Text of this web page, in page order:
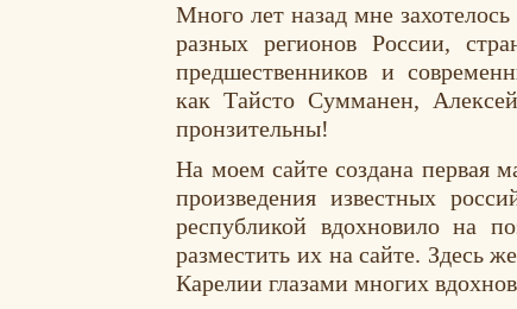
Много лет назад мне
разных регионов России,
предшественников и
как Тайсто Сумманен,
пронзительны!
На моем сайте создана первая
произведения известных
республикой вдохновило на
разместить их на сайте. Здесь
Карелии глазами многих